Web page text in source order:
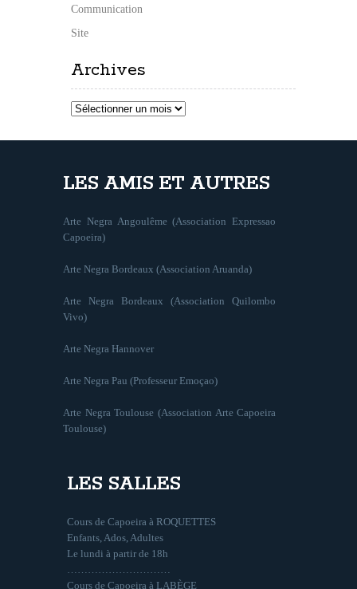
Communication
Site
Archives
Archives
LES AMIS ET AUTRES
Arte Negra Angoulême (Association Expressao
Capoeira)
Arte Negra Bordeaux (Association Aruanda)
Arte Negra Bordeaux (Association Quilombo
Vivo)
Arte Negra Hannover
Arte Negra Pau (Professeur Emoçao)
Arte Negra Toulouse (Association Arte Capoeira
Toulouse)
LES SALLES
Cours de Capoeira à ROQUETTES
Enfants, Ados, Adultes
Le lundi à partir de 18h
Cours de Capoeira à LABÈGE